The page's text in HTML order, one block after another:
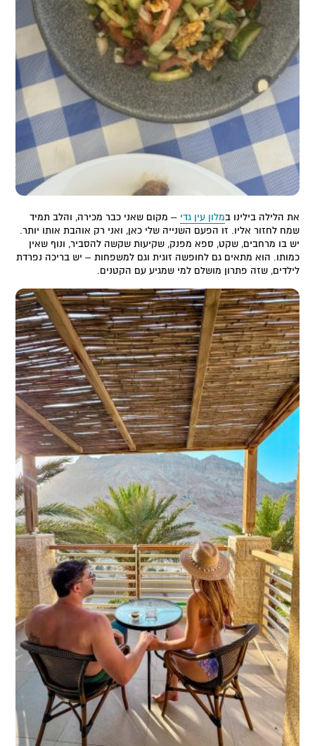
את הלילה בילינו במלון עין גדי – מקום שאני כבר מכירה, והלב תמיד
שמח לחזור אליו. זו הפעם השנייה שלי כאן, ואני רק אוהבת אותו יותר.
יש בו מרחבים, שקט, ספא מפנק, שקיעות שקשה להסביר, ונוף שאין
כמותו. הוא מתאים גם לחופשה זוגית וגם למשפחות – יש בריכה נפרדת
לילדים, שזה פתרון מושלם למי שמגיע עם הקטנים.